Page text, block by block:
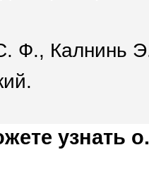
Ф., Калнинь
узнать